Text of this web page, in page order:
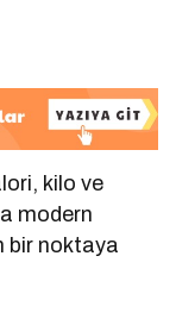
kilo ve
modern
bir noktaya